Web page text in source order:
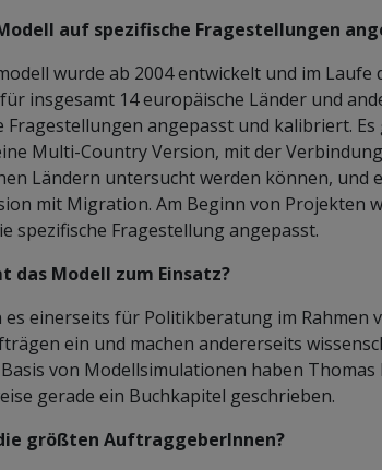
auf spezifische Fragestellungen
wurde ab 2004 entwickelt und im Laufe
insgesamt 14 europäische Länder und
Fragestellungen angepasst und kalibriert.
Multi-Country Version, mit der
Ländern untersucht werden können, und
mit Migration. Am Beginn von Projekten
spezifische Fragestellung angepasst.
das Modell zum Einsatz?
es einerseits für Politikberatung im Rahmen
ein und machen andererseits
von Modellsimulationen haben Thomas
gerade ein Buchkapitel geschrieben.
größten AuftraggeberInnen?